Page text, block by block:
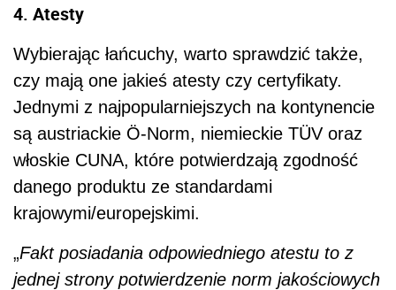
4. Atesty
Wybierając łańcuchy, warto sprawdzić także,
czy mają one jakieś atesty czy certyfikaty.
Jednymi z najpopularniejszych na kontynencie
są austriackie Ö-Norm, niemieckie TÜV oraz
włoskie CUNA, które potwierdzają zgodność
danego produktu ze standardami
krajowymi/europejskimi.
„Fakt posiadania odpowiedniego atestu to z
jednej strony potwierdzenie norm jakościowych